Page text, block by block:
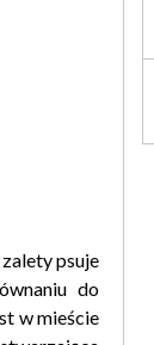
psuje
do
w mieście